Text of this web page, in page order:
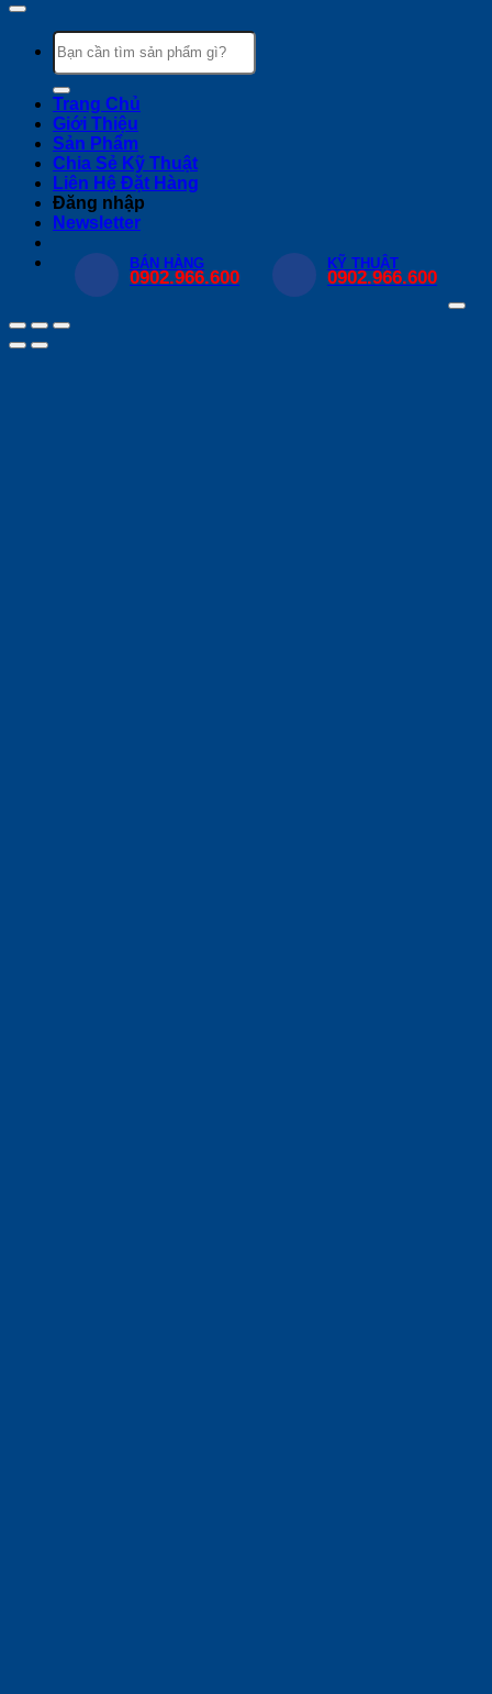
Tìm
kiếm:
Trang Chủ
Giới Thiệu
Sản Phẩm
Chia Sẻ Kỹ Thuật
Liên Hệ Đặt Hàng
Đăng nhập
Newsletter
BÁN HÀNG
0902.966.600
KỸ THUẬT
0902.966.600